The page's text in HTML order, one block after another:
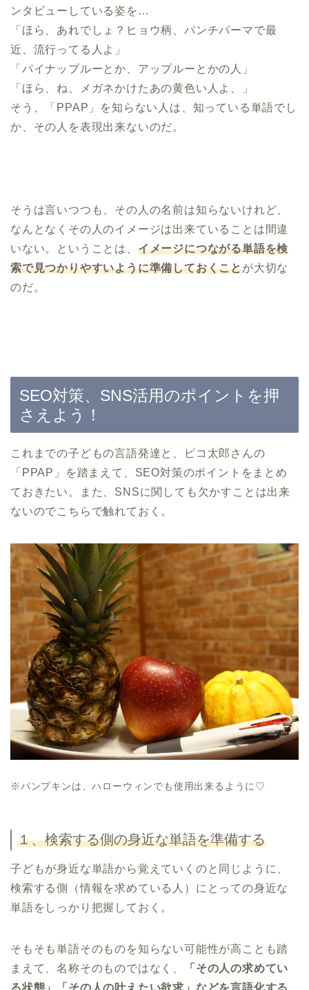
ンタビューしている姿を…
「ほら、あれでしょ？ヒョウ柄、パンチパーマで最
近、流行ってる人よ」
「パイナップルーとか、アップルーとかの人」
「ほら、ね、メガネかけたあの黄色い人よ、」
そう、「PPAP」を知らない人は、知っている単語でし
か、その人を表現出来ないのだ。
そうは言いつつも、その人の名前は知らないけれど、
なんとなくその人のイメージは出来ていることは間違
いない。ということは、 イメージにつながる単語を検
索で見つかりやすいように準備しておくことが大切な
のだ。
SEO対策、SNS活用のポイントを押
さえよう！
これまでの子どもの言語発達と、ピコ太郎さんの
「PPAP」を踏まえて、SEO対策のポイントをまとめ
ておきたい。また、SNSに関しても欠かすことは出来
ないのでこちらで触れておく。
※パンプキンは、ハローウィンでも使用出来るように♡
１、検索する側の身近な単語を準備する
子どもが身近な単語から覚えていくのと同じように、
検索する側（情報を求めている人）にとっての身近な
単語をしっかり把握しておく。
そもそも単語そのものを知らない可能性が高ことも踏
まえて、名称そのものではなく、
「その人の求めてい
る状態」「その人の叶えたい欲求」などを言語化する